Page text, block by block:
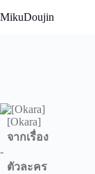
to
MikuDoujin
[Okara]
จากเรื่อง
-
ตัวละคร